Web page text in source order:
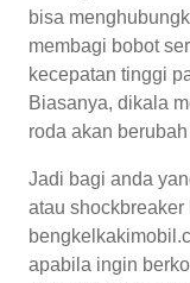
bisa
membagi bobot
kecepatan tinggi
Biasanya, dikala
roda akan
Jadi bagi anda
atau
apabila ingin